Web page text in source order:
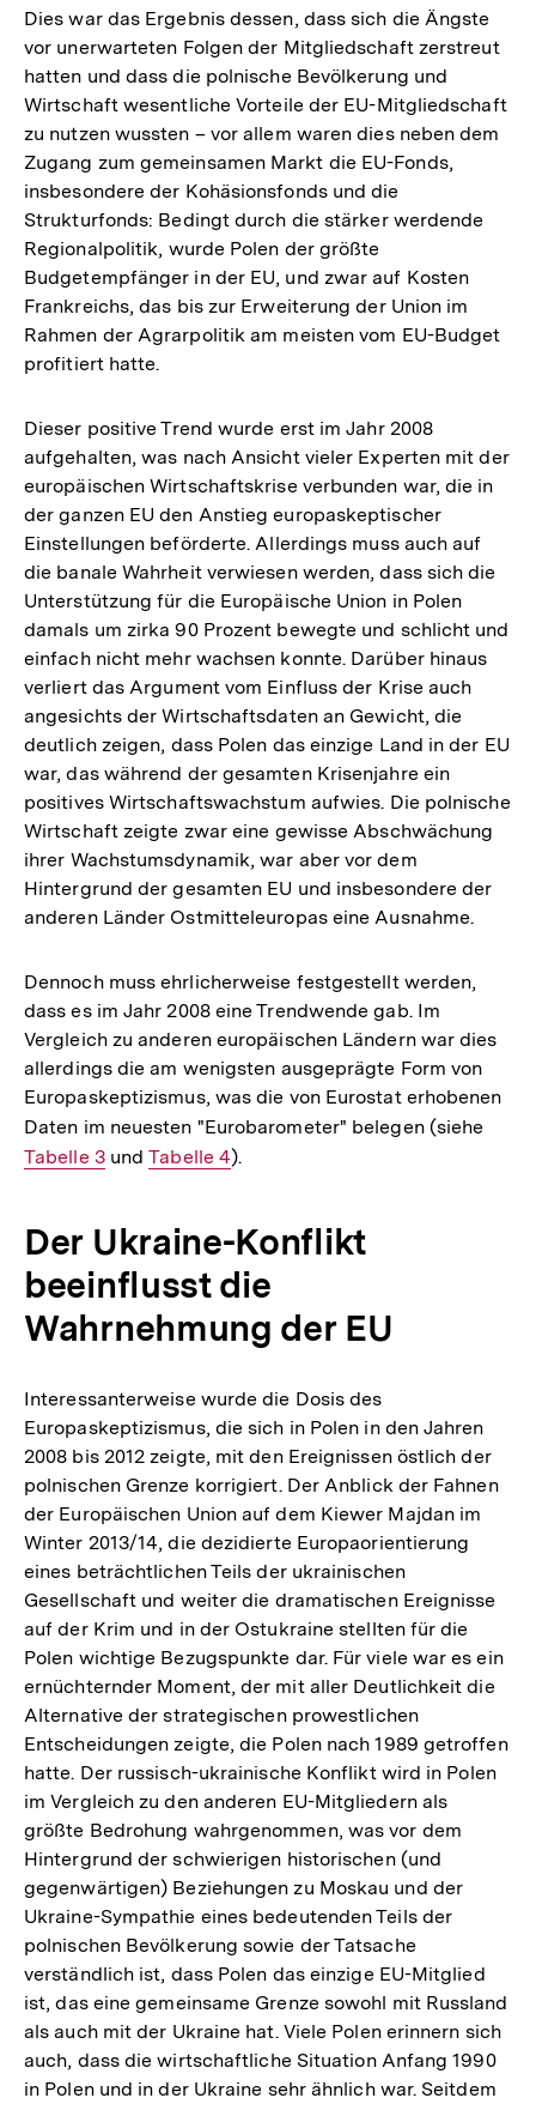
Dies war das Ergebnis dessen, dass sich die Ängste
vor unerwarteten Folgen der Mitgliedschaft zerstreut
hatten und dass die polnische Bevölkerung und
Wirtschaft wesentliche Vorteile der EU-Mitgliedschaft
zu nutzen wussten – vor allem waren dies neben dem
Zugang zum gemeinsamen Markt die EU-Fonds,
insbesondere der Kohäsionsfonds und die
Strukturfonds: Bedingt durch die stärker werdende
Regionalpolitik, wurde Polen der größte
Budgetempfänger in der EU, und zwar auf Kosten
Frankreichs, das bis zur Erweiterung der Union im
Rahmen der Agrarpolitik am meisten vom EU-Budget
profitiert hatte.
Dieser positive Trend wurde erst im Jahr 2008
aufgehalten, was nach Ansicht vieler Experten mit der
europäischen Wirtschaftskrise verbunden war, die in
der ganzen EU den Anstieg europaskeptischer
Einstellungen beförderte. Allerdings muss auch auf
die banale Wahrheit verwiesen werden, dass sich die
Unterstützung für die Europäische Union in Polen
damals um zirka 90 Prozent bewegte und schlicht und
einfach nicht mehr wachsen konnte. Darüber hinaus
verliert das Argument vom Einfluss der Krise auch
angesichts der Wirtschaftsdaten an Gewicht, die
deutlich zeigen, dass Polen das einzige Land in der EU
war, das während der gesamten Krisenjahre ein
positives Wirtschaftswachstum aufwies. Die polnische
Wirtschaft zeigte zwar eine gewisse Abschwächung
ihrer Wachstumsdynamik, war aber vor dem
Hintergrund der gesamten EU und insbesondere der
anderen Länder Ostmitteleuropas eine Ausnahme.
Dennoch muss ehrlicherweise festgestellt werden,
dass es im Jahr 2008 eine Trendwende gab. Im
Vergleich zu anderen europäischen Ländern war dies
allerdings die am wenigsten ausgeprägte Form von
Europaskeptizismus, was die von Eurostat erhobenen
Daten im neuesten "Eurobarometer" belegen (siehe
Tabelle 3undInterner
Tabelle 4).
Der Ukraine-Konflikt
beeinflusst die
Wahrnehmung der EU
Interessanterweise wurde die Dosis des
Europaskeptizismus, die sich in Polen in den Jahren
2008 bis 2012 zeigte, mit den Ereignissen östlich der
polnischen Grenze korrigiert. Der Anblick der Fahnen
der Europäischen Union auf dem Kiewer Majdan im
Winter 2013/14, die dezidierte Europaorientierung
eines beträchtlichen Teils der ukrainischen
Gesellschaft und weiter die dramatischen Ereignisse
auf der Krim und in der Ostukraine stellten für die
Polen wichtige Bezugspunkte dar. Für viele war es ein
ernüchternder Moment, der mit aller Deutlichkeit die
Alternative der strategischen prowestlichen
Entscheidungen zeigte, die Polen nach 1989 getroffen
hatte. Der russisch-ukrainische Konflikt wird in Polen
im Vergleich zu den anderen EU-Mitgliedern als
größte Bedrohung wahrgenommen, was vor dem
Hintergrund der schwierigen historischen (und
gegenwärtigen) Beziehungen zu Moskau und der
Ukraine-Sympathie eines bedeutenden Teils der
polnischen Bevölkerung sowie der Tatsache
verständlich ist, dass Polen das einzige EU-Mitglied
ist, das eine gemeinsame Grenze sowohl mit Russland
als auch mit der Ukraine hat. Viele Polen erinnern sich
auch, dass die wirtschaftliche Situation Anfang 1990
in Polen und in der Ukraine sehr ähnlich war. Seitdem